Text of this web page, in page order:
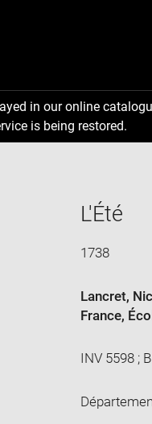
in our online
is being restored.
L'Été
1738
Lancret,
France,
INV 5598 ;